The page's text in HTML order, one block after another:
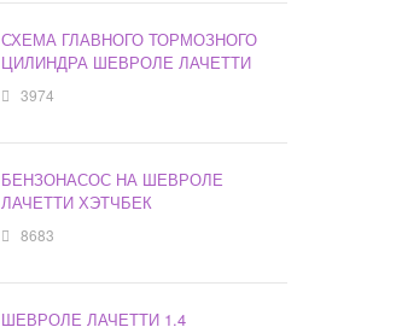
СХЕМА ГЛАВНОГО ТОРМОЗНОГО
ЦИЛИНДРА ШЕВРОЛЕ ЛАЧЕТТИ
3974
БЕНЗОНАСОС НА ШЕВРОЛЕ
ЛАЧЕТТИ ХЭТЧБЕК
8683
ШЕВРОЛЕ ЛАЧЕТТИ 1.4